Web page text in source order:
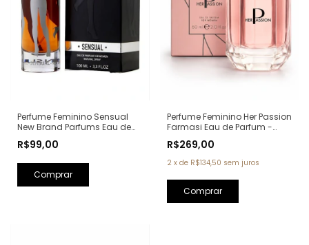
Perfume Feminino Sensual
New Brand Parfums Eau de
Scandal Jean Paul Gaultier)
R$99,00
Perfume Feminino Her Passion
Farmasi Eau de Parfum -
Giorgio Armani)
R$269,00
2 x de R$134,50 sem juros